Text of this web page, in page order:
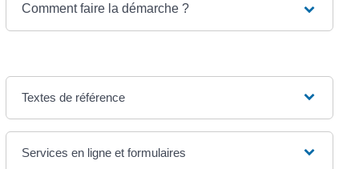
Comment faire la démarche ?
Textes de référence
Services en ligne et formulaires